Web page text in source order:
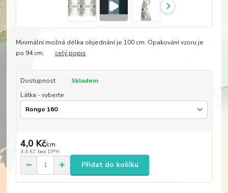
Minimální možná délka objednání je 100 cm. Opakování vzoru je
po 94 cm. celý popis
Dostupnost
Skladem
Látka - vyberte
4,0 Kč/cm
3,3 Kč bez DPH
Přidat do košíku